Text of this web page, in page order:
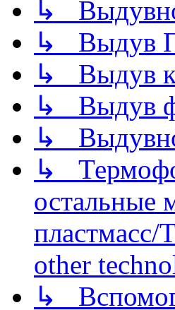
↳
↳ Выдув
↳ Выдув
↳ Выдув
↳
↳
остальные
other
↳